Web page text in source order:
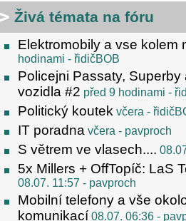
Živá témata na fóru
Elektromobily a vse kolem
hodinami - řidičBOB
Policejni Passaty,
vozidla #2 před 9 hodinami -
Politický koutek včera -
IT poradna včera - pavproch
S větrem ve vlasech....
5x Millers + OffTopíč: LaS
08.07. 11:57 - pavproch
Mobilní telefony a vše
komunikací 08.07. 06:36 -